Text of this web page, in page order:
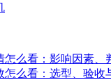
怎么看：影响因素、
怎么看：选型、验收